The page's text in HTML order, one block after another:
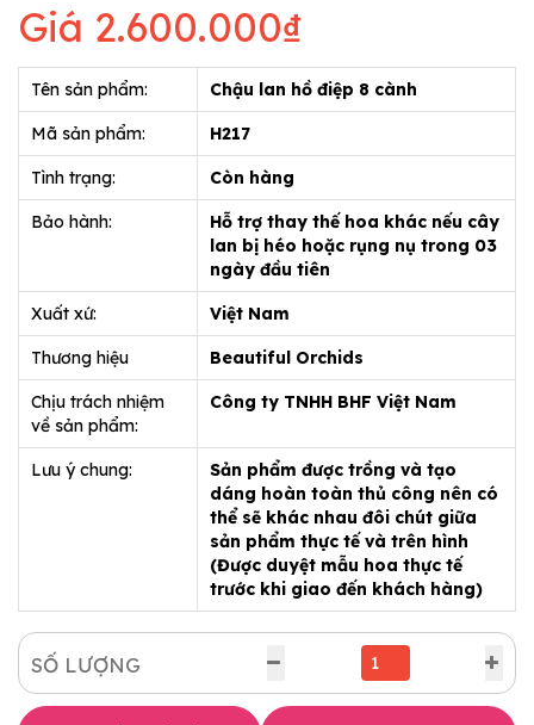
Giá 2.600.000₫
Tên sản phẩm: Chậu lan hồ điệp 8 cành
Mã sản phẩm: H217
Tình trạng: Còn hàng
Bảo hành:
Hỗ trợ thay thế hoa khác nếu cây
lan bị héo hoặc rụng nụ trong 03
ngày đầu tiên
Xuất xứ: Việt Nam
Thương hiệu Beautiful Orchids
Chịu trách nhiệm
về sản phẩm:
Công ty TNHH BHF Việt Nam
Lưu ý chung:
Sản phẩm được trồng và tạo
dáng hoàn toàn thủ công nên có
thể sẽ khác nhau đôi chút giữa
sản phẩm thực tế và trên hình
(Được duyệt mẫu hoa thực tế
trước khi giao đến khách hàng)
SỐ LƯỢNG